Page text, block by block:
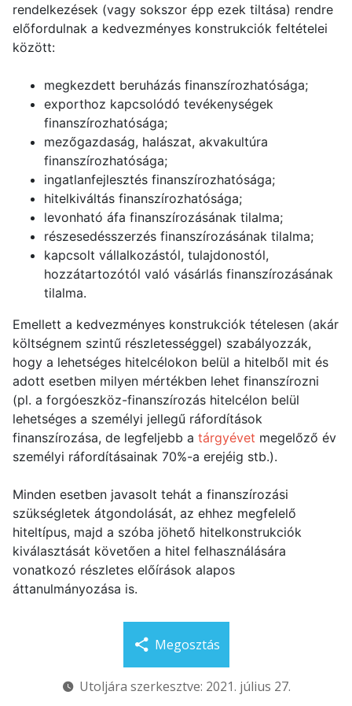
rendelkezések (vagy sokszor épp ezek tiltása) rendre
előfordulnak a kedvezményes konstrukciók feltételei
között:
megkezdett beruházás finanszírozhatósága;
exporthoz kapcsolódó tevékenységek
finanszírozhatósága;
mezőgazdaság, halászat, akvakultúra
finanszírozhatósága;
ingatlanfejlesztés finanszírozhatósága;
hitelkiváltás finanszírozhatósága;
levonható áfa finanszírozásának tilalma;
részesedésszerzés finanszírozásának tilalma;
kapcsolt vállalkozástól, tulajdonostól,
hozzátartozótól való vásárlás finanszírozásának
tilalma.
Emellett a kedvezményes konstrukciók tételesen (akár
költségnem szintű részletességgel) szabályozzák,
hogy a lehetséges hitelcélokon belül a hitelből mit és
adott esetben milyen mértékben lehet finanszírozni
(pl. a forgóeszköz-finanszírozás hitelcélon belül
lehetséges a személyi jellegű ráfordítások
finanszírozása, de legfeljebb a tárgyévet megelőző év
személyi ráfordításainak 70%-a erejéig stb.).
Minden esetben javasolt tehát a finanszírozási
szükségletek átgondolását, az ehhez megfelelő
hiteltípus, majd a szóba jöhető hitelkonstrukciók
kiválasztását követően a hitel felhasználására
vonatkozó részletes előírások alapos
áttanulmányozása is.
Megosztás
Utoljára szerkesztve: 2021. július 27.